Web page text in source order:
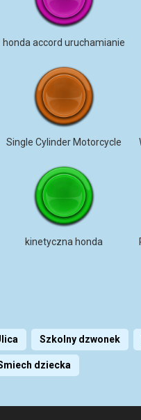
honda accord uruchamianie
Single Cylinder Motorcycle
kinetyczna honda
Szkolny dzwonek
dziecka